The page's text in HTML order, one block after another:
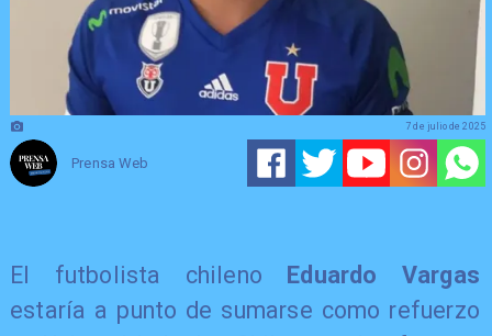
Prensa Web
7 de julio de 2025
El futbolista chileno Eduardo Vargas
estaría a punto de sumarse como refuerzo